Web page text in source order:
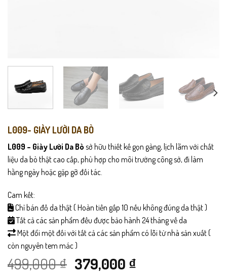
L009- GIÀY LƯỜI DA BÒ
L009 – Giày Lười Da Bò sở hữu thiết kế gọn gàng, lịch lãm với chất
liệu da bò thật cao cấp, phù hợp cho môi trường công sở, đi làm
hằng ngày hoặc gặp gỡ đối tác.
Cam kết:
Chỉ bán đồ da thật ( Hoàn tiền gấp 10 nếu không đúng da thật )
Tất cả các sản phẩm đều được bảo hành 24 tháng về da
Một đổi một đối với tất cả các sản phẩm có lỗi từ nhà sản xuất (
còn nguyên tem mác )
499,000₫ Giá
379,000 ₫Giá